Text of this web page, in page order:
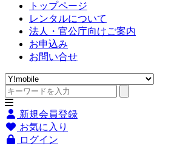
トップページ
レンタルについて
法人・官公庁向けご案内
お申込み
お問い合せ
新規会員登録
お気に入り
ログイン